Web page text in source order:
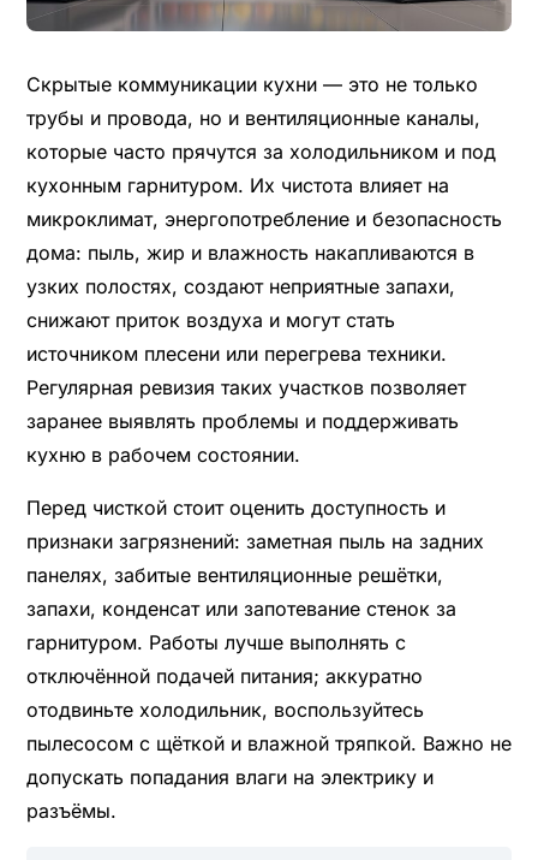
Скрытые коммуникации кухни — это не только
трубы и провода, но и вентиляционные каналы,
которые часто прячутся за холодильником и под
кухонным гарнитуром. Их чистота влияет на
микроклимат, энергопотребление и безопасность
дома: пыль, жир и влажность накапливаются в
узких полостях, создают неприятные запахи,
снижают приток воздуха и могут стать
источником плесени или перегрева техники.
Регулярная ревизия таких участков позволяет
заранее выявлять проблемы и поддерживать
кухню в рабочем состоянии.
Перед чисткой стоит оценить доступность и
признаки загрязнений: заметная пыль на задних
панелях, забитые вентиляционные решётки,
запахи, конденсат или запотевание стенок за
гарнитуром. Работы лучше выполнять с
отключённой подачей питания; аккуратно
отодвиньте холодильник, воспользуйтесь
пылесосом с щёткой и влажной тряпкой. Важно не
допускать попадания влаги на электрику и
разъёмы.